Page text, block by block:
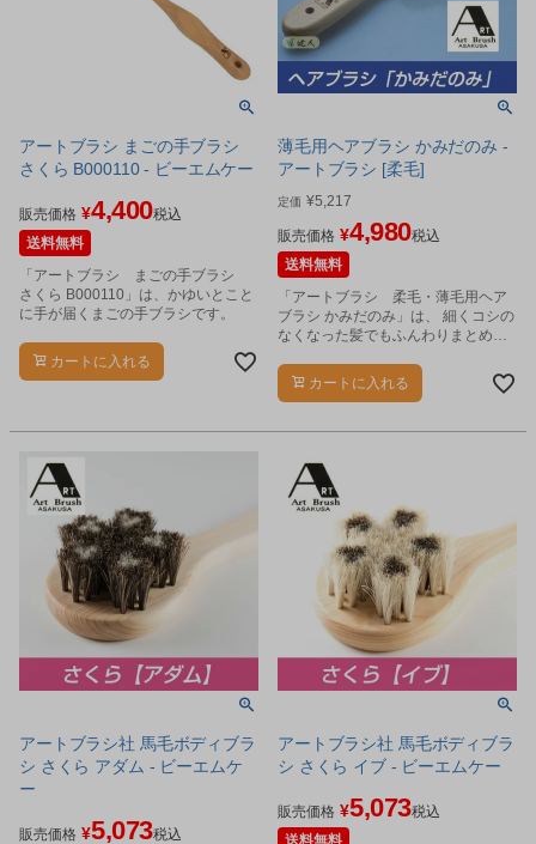
アートブラシ まごの手ブラシ
さくら B000110 - ビーエムケー
販売価格 ¥4,400税込
送料無料
「アートブラシ まごの手ブラシ
さくら B000110」は、かゆいとこと
に手が届くまごの手ブラシです。
カートに入れる
薄毛用ヘアブラシ かみだのみ -
アートブラシ [柔毛]
定価 ¥5,217
販売価格 ¥4,980税込
送料無料
「アートブラシ 柔毛・薄毛用ヘア
ブラシ かみだのみ」は、 細くコシの
なくなった髪でもふんわりまとめる
カートに入れる
アートブラシ社 馬毛ボディブラ
シ さくら アダム - ビーエムケ
ー
販売価格 ¥5,073税込
アートブラシ社 馬毛ボディブラ
シ さくら イブ - ビーエムケー
販売価格 ¥5,073税込
送料無料